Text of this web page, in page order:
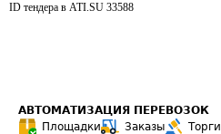
ID тендера в ATI.SU 33588
АВТОМАТИЗАЦИЯ ПЕРЕВОЗОК
Площадки
Заказы Торги